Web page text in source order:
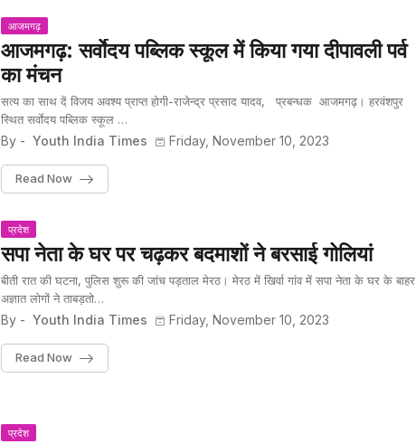
आजमगढ़
आजमगढ़: सर्वाेदय पब्लिक स्कूल में किया गया दीपावली पर्व
का मंचन
सत्य का साथ दें विजय अवश्य प्राप्त होगी-राजेन्द्र प्रसाद यादव, प्रबन्धक आजमगढ़। हरवंशपुर
स्थित सर्वाेदय पब्लिक स्कूल …
By - Youth India Times Friday, November 10, 2023
Read Now
प्रदेश
सपा नेता के घर पर चढ़कर बदमाशों ने बरसाई गोलियां
बीती रात की घटना, पुलिस शुरू की जांच पड़ताल मेरठ। मेरठ में खिर्वा गांव में सपा नेता के घर के बाहर
अज्ञात लोगों ने ताबड़तो…
By - Youth India Times Friday, November 10, 2023
Read Now
प्रदेश